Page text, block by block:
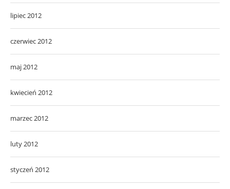
lipiec 2012
czerwiec 2012
maj 2012
kwiecień 2012
marzec 2012
luty 2012
styczeń 2012